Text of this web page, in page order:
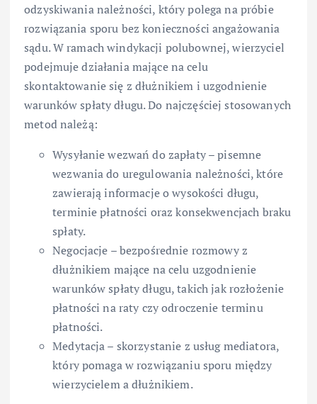
odzyskiwania należności, który polega na próbie
rozwiązania sporu bez konieczności angażowania
sądu. W ramach windykacji polubownej, wierzyciel
podejmuje działania mające na celu
skontaktowanie się z dłużnikiem i uzgodnienie
warunków spłaty długu. Do najczęściej stosowanych
metod należą:
Wysyłanie wezwań do zapłaty – pisemne
wezwania do uregulowania należności, które
zawierają informacje o wysokości długu,
terminie płatności oraz konsekwencjach braku
spłaty.
Negocjacje – bezpośrednie rozmowy z
dłużnikiem mające na celu uzgodnienie
warunków spłaty długu, takich jak rozłożenie
płatności na raty czy odroczenie terminu
płatności.
Medytacja – skorzystanie z usług mediatora,
który pomaga w rozwiązaniu sporu między
wierzycielem a dłużnikiem.